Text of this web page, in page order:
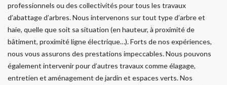
professionnels ou des collectivités pour tous les travaux
d’abattage d’arbres. Nous intervenons sur tout type d’arbre et
haie, quelle que soit sa situation (en hauteur, à proximité de
bâtiment, proximité ligne électrique…). Forts de nos expériences,
nous vous assurons des prestations impeccables. Nous pouvons
également intervenir pour d’autres travaux comme élagage,
entretien et aménagement de jardin et espaces verts. Nos